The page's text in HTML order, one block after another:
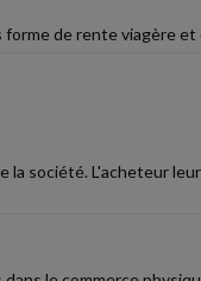
de rente viagère et
la société. L'acheteur